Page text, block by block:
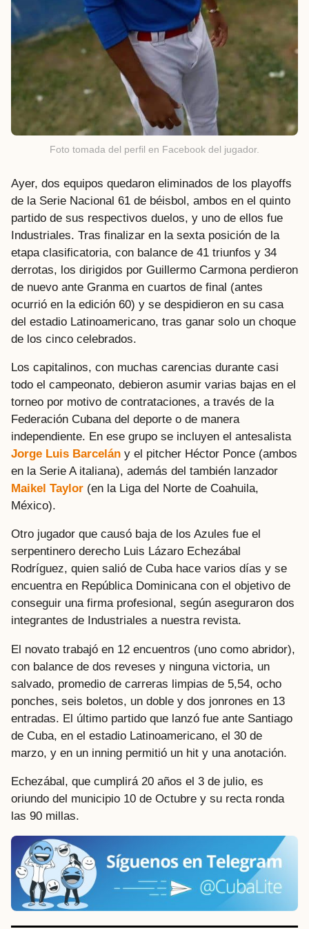
Foto tomada del perfil en Facebook del jugador.
Ayer, dos equipos quedaron eliminados de los playoffs
de la Serie Nacional 61 de béisbol, ambos en el quinto
partido de sus respectivos duelos, y uno de ellos fue
Industriales. Tras finalizar en la sexta posición de la
etapa clasificatoria, con balance de 41 triunfos y 34
derrotas, los dirigidos por Guillermo Carmona perdieron
de nuevo ante Granma en cuartos de final (antes
ocurrió en la edición 60) y se despidieron en su casa
del estadio Latinoamericano, tras ganar solo un choque
de los cinco celebrados.
Los capitalinos, con muchas carencias durante casi
todo el campeonato, debieron asumir varias bajas en el
torneo por motivo de contrataciones, a través de la
Federación Cubana del deporte o de manera
independiente. En ese grupo se incluyen el antesalista
Jorge Luis Barcelán y el pitcher Héctor Ponce (ambos
en la Serie A italiana), además del también lanzador
Maikel Taylor (en la Liga del Norte de Coahuila,
México).
Otro jugador que causó baja de los Azules fue el
serpentinero derecho Luis Lázaro Echezábal
Rodríguez, quien salió de Cuba hace varios días y se
encuentra en República Dominicana con el objetivo de
conseguir una firma profesional, según aseguraron dos
integrantes de Industriales a nuestra revista.
El novato trabajó en 12 encuentros (uno como abridor),
con balance de dos reveses y ninguna victoria, un
salvado, promedio de carreras limpias de 5,54, ocho
ponches, seis boletos, un doble y dos jonrones en 13
entradas. El último partido que lanzó fue ante Santiago
de Cuba, en el estadio Latinoamericano, el 30 de
marzo, y en un inning permitió un hit y una anotación.
Echezábal, que cumplirá 20 años el 3 de julio, es
oriundo del municipio 10 de Octubre y su recta ronda
las 90 millas.